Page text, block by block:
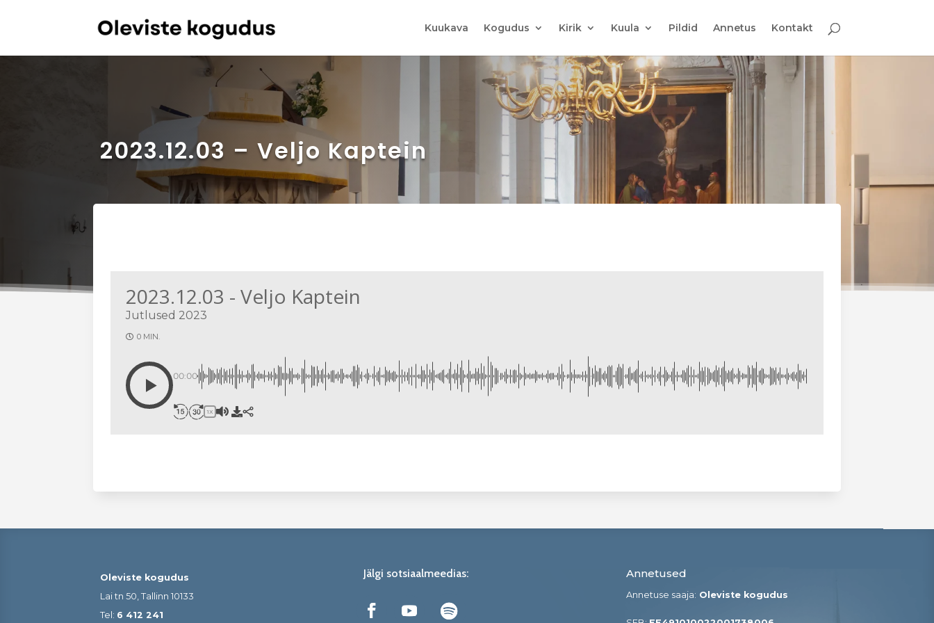
Kuukava Kogudus Kirik Kuula Pildid Annetus Kontakt
2023.12.03 – Veljo Kaptein
2023.12.03 - Veljo Kaptein
Jutlused 2023
0 MIN.
00:00
1X
Oleviste kogudus
Lai tn 50, Tallinn 10133
Tel: 6 412 241
Jälgi sotsiaalmeedias: Annetused
Annetuse saaja: Oleviste kogudus